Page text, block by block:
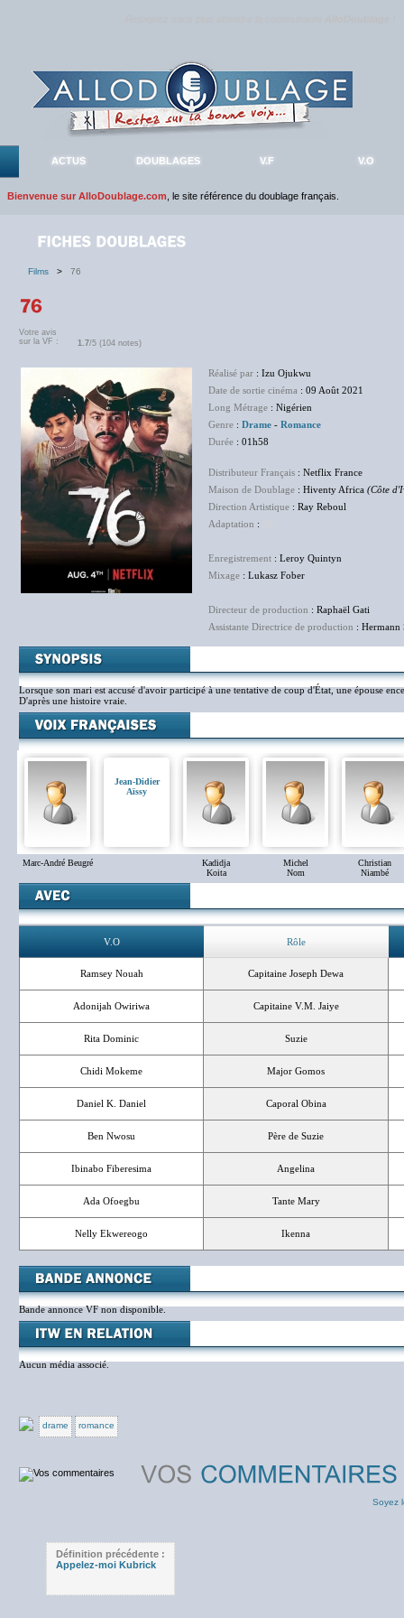
ACTUS DOUBLAGES V.F V.O
Bienvenue sur AlloDoublage.com , le site référence du doublage français.
Films > 76
Votre avis
sur la VF :
1.7/5 (104 notes)
Réalisé par : Izu Ojukwu
Date de sortie cinéma : 09 Août 2021
Long Métrage : Nigérien
Genre : Drame - Romance
Durée : 01h58
Distributeur Français : Netflix France
Maison de Doublage : Hiventy Africa (Côte
Direction Artistique : Ray Reboul
Adaptation :
Enregistrement : Leroy Quintyn
Mixage : Lukasz Fober
Directeur de production : Raphaël Gati
Assistante Directrice de production : Hermann
Lorsque son mari est accusé d'avoir participé à une tentative de coup d'État, une épouse
D'après une histoire vraie.
Marc-André Beugré
Jean-Didier
Aïssy
Kadidja
Koita
Michel
Nom
Christian
Niambé
V.O Rôle
Ramsey Nouah Capitaine Joseph Dewa
Adonijah Owiriwa Capitaine V.M. Jaiye
Rita Dominic Suzie
Chidi Mokeme Major Gomos
Daniel K. Daniel Caporal Obina
Ben Nwosu Père de Suzie
Ibinabo Fiberesima Angelina
Ada Ofoegbu Tante Mary
Nelly Ekwereogo Ikenna
Bande annonce VF non disponible.
Aucun média associé.
drame romance
Soyez
Définition précédente :
Appelez-moi Kubrick